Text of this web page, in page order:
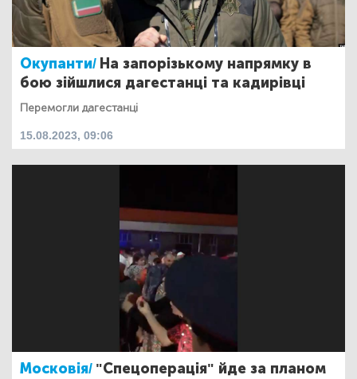
Окупанти/ На запорізькому напрямку в
бою зійшлися дагестанці та кадирівці
Перемогли дагестанці
15.08.2023, 09:06
Московія/ "Спецоперація" йде за планом